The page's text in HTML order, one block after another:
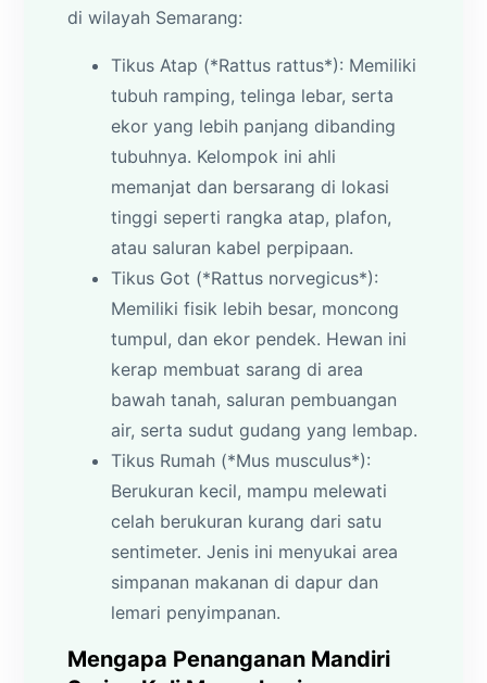
di wilayah Semarang:
Tikus Atap (*Rattus rattus*): Memiliki
tubuh ramping, telinga lebar, serta
ekor yang lebih panjang dibanding
tubuhnya. Kelompok ini ahli
memanjat dan bersarang di lokasi
tinggi seperti rangka atap, plafon,
atau saluran kabel perpipaan.
Tikus Got (*Rattus norvegicus*):
Memiliki fisik lebih besar, moncong
tumpul, dan ekor pendek. Hewan ini
kerap membuat sarang di area
bawah tanah, saluran pembuangan
air, serta sudut gudang yang lembap.
Tikus Rumah (*Mus musculus*):
Berukuran kecil, mampu melewati
celah berukuran kurang dari satu
sentimeter. Jenis ini menyukai area
simpanan makanan di dapur dan
lemari penyimpanan.
Mengapa Penanganan Mandiri